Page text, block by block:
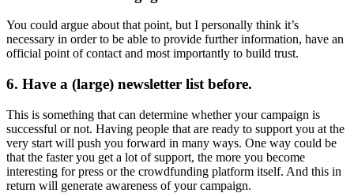
You could argue about that point, but I personally think it’s
necessary in order to be able to provide further information, have an
official point of contact and most importantly to build trust.
6. Have a (large) newsletter list before.
This is something that can determine whether your campaign is
successful or not. Having people that are ready to support you at the
very start will push you forward in many ways. One way could be
that the faster you get a lot of support, the more you become
interesting for press or the crowdfunding platform itself. And this in
return will generate awareness of your campaign.